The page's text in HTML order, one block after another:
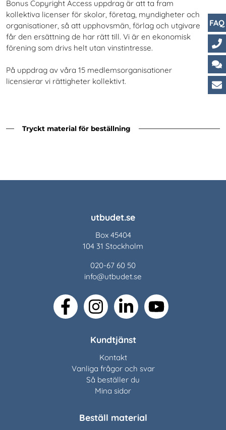
Bonus Copyright Access uppdrag är att ta fram
kollektiva licenser för skolor, företag, myndigheter och
organisationer, så att upphovsmän, förlag och utgivare
får den ersättning de har rätt till. Vi är en ekonomisk
förening som drivs helt utan vinstintresse.
På uppdrag av våra 15 medlemsorganisationer
licensierar vi rättigheter kollektivt.
Tryckt material för beställning
utbudet.se
Box 45404
104 31 Stockholm
020-67 60 50
info@utbudet.se
facebookinstagramlinkedin youtube
Kundtjänst
Kontakt
Vanliga frågor och svar
Så beställer du
Mina sidor
Beställ material
FAQ